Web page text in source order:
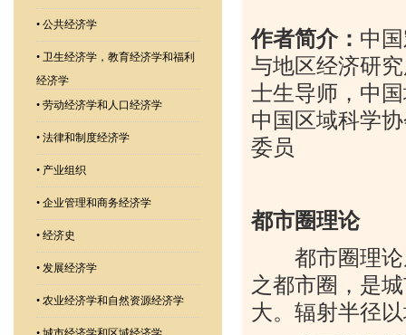
• 公共经济学
• 卫生经济学，教育经济学和福利
经济学
• 劳动经济学和人口经济学
• 法律和制度经济学
• 产业组织
• 企业管理和商务经济学
• 经济史
• 发展经济学
• 农业经济学和自然资源经济学
作者简介： 中
与地区经济研
士生导师，中
中国区域科学
委员
都市圈理论
都市圈理论
之都市圈，是
大。辐射半径